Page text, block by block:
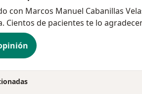
con Marcos Manuel Cabanillas
Cientos de pacientes te lo